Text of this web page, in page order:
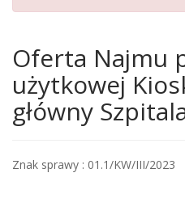
Oferta Najmu
użytkowej
główny
Znak sprawy : 01.1/KW/III/2023